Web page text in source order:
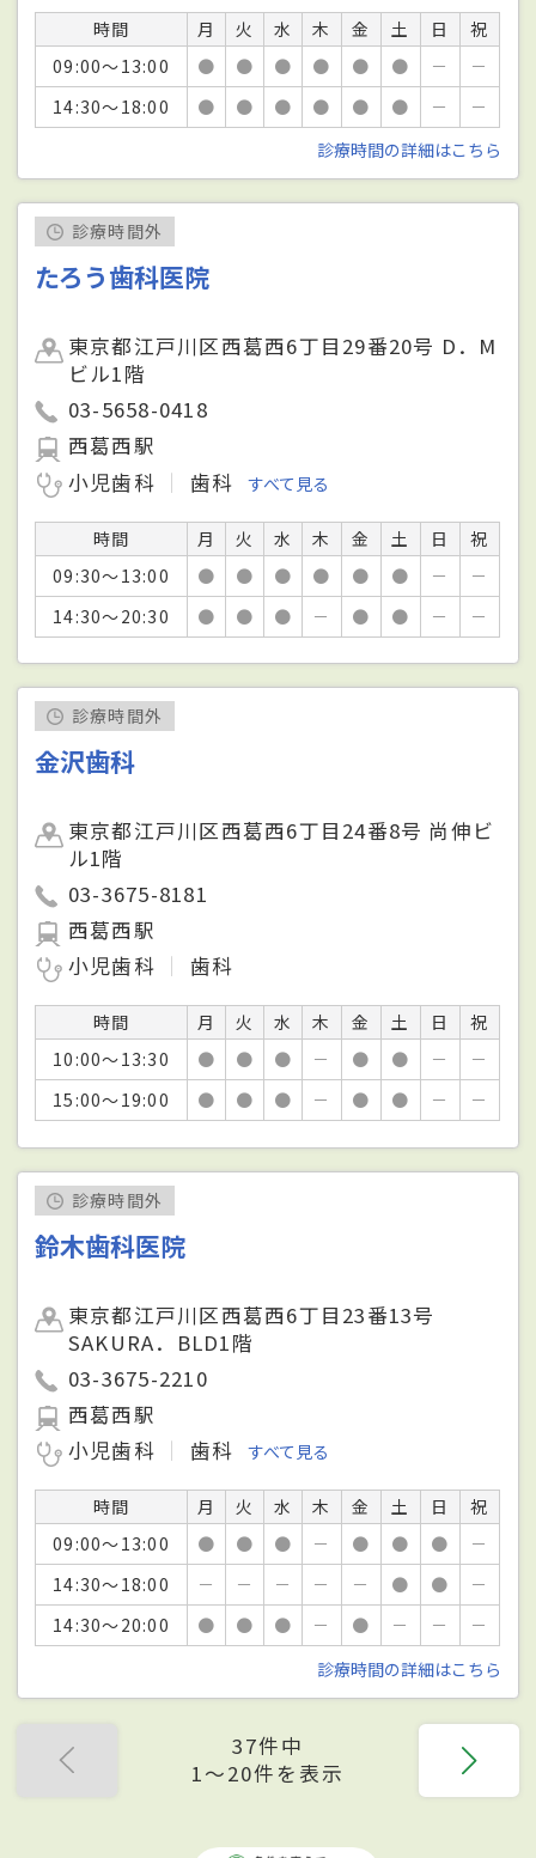
時間 月 火 水 木 金 土 日
祝
09:00～13:00
● ● ● ● ● ● －
－
14:30～18:00
● ● ● ● ● ● －
－
診療時間の詳細はこちら
診療時間外
たろう歯科医院
東京都江戸川区西葛西6丁目29番20号 D．M
ビル1階
03-5658-0418
西葛西駅
小児歯科
歯科 すべて見る
時間 月 火 水 木 金 土 日
祝
09:30～13:00
● ● ● ● ● ● －
－
14:30～20:30
● ● ● － ● ● － －
診療時間外
金沢歯科
東京都江戸川区西葛西6丁目24番8号 尚伸ビ
ル1階
03-3675-8181
西葛西駅
小児歯科
歯科
時間 月 火 水 木 金 土 日
祝
10:00～13:30
● ● ● － ● ● －
－
15:00～19:00
● ● ● － ● ● － －
診療時間外
鈴木歯科医院
東京都江戸川区西葛西6丁目23番13号
SAKURA．BLD1階
03-3675-2210
西葛西駅
小児歯科
歯科 すべて見る
時間 月 火 水 木 金 土 日
祝
09:00～13:00
● ● ● － ● ● ●
－
14:30～18:00
－ － － － － ● ●
－
14:30～20:00
● ● ● － ● － －
－
診療時間の詳細はこちら
37件中
1〜20件を表示